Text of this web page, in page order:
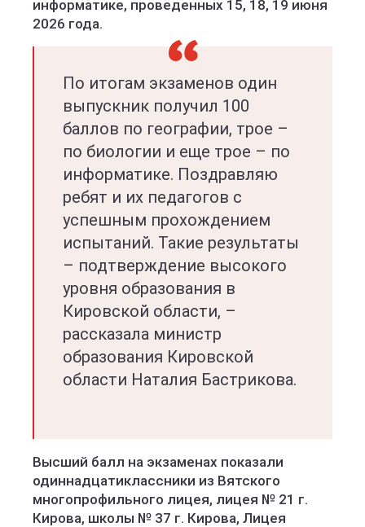
информатике, проведенных 15, 18, 19 июня
2026 года.
По итогам экзаменов один
выпускник получил 100
баллов по географии, трое –
по биологии и еще трое – по
информатике. Поздравляю
ребят и их педагогов с
успешным прохождением
испытаний. Такие результаты
– подтверждение высокого
уровня образования в
Кировской области, –
рассказала министр
образования Кировской
области Наталия Бастрикова.
Высший балл на экзаменах показали
одиннадцатиклассники из Вятского
многопрофильного лицея, лицея № 21 г.
Кирова, школы № 37 г. Кирова, Лицея